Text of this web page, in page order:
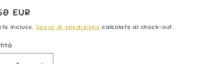
EUR
incluse.Spese di spedizione calcolate al check-out.